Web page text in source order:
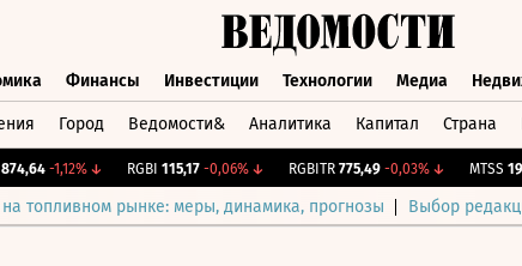
Финансы Инвестиции Технологии Медиа
Город Ведомости& Аналитика Капитал Страна
-1,12%↓ RGBI 115,17 -0,06%↓ RGBITR 775,49 -0,03%↓ MTSS
на топливном рынке: меры, динамика, прогнозы Выбор